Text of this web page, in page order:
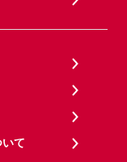
て